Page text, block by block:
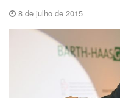
8 de julho de 2015